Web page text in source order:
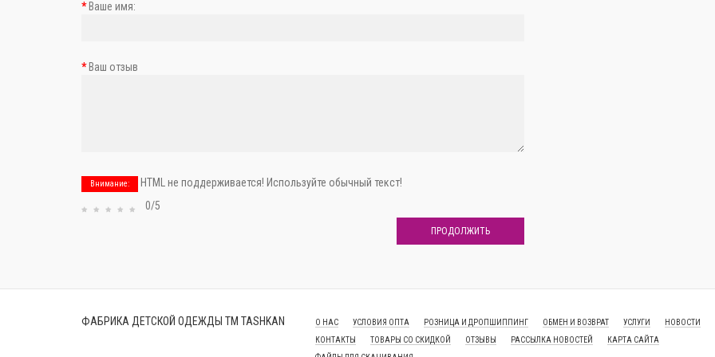
Ваше имя:
Ваш отзыв
Внимание:
HTML не поддерживается! Используйте обычный текст!
0/5
ПРОДОЛЖИТЬ
ФАБРИКА ДЕТСКОЙ ОДЕЖДЫ ТМ TASHKAN О НАС УСЛОВИЯ ОПТА РОЗНИЦА И ДРОПШИППИНГ ОБМЕН И ВОЗВРАТ УСЛУГИ НОВОСТИ
КОНТАКТЫ
ТОВАРЫ СО СКИДКОЙ ОТЗЫВЫ РАССЫЛКА НОВОСТЕЙ
КАРТА САЙТА